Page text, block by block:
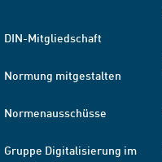
DIN-Mitgliedschaft
Normung mitgestalten
Normenausschüsse
Gruppe Digitalisierung im